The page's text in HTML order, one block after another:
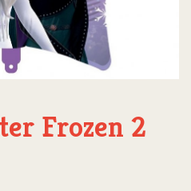
Frozen 2